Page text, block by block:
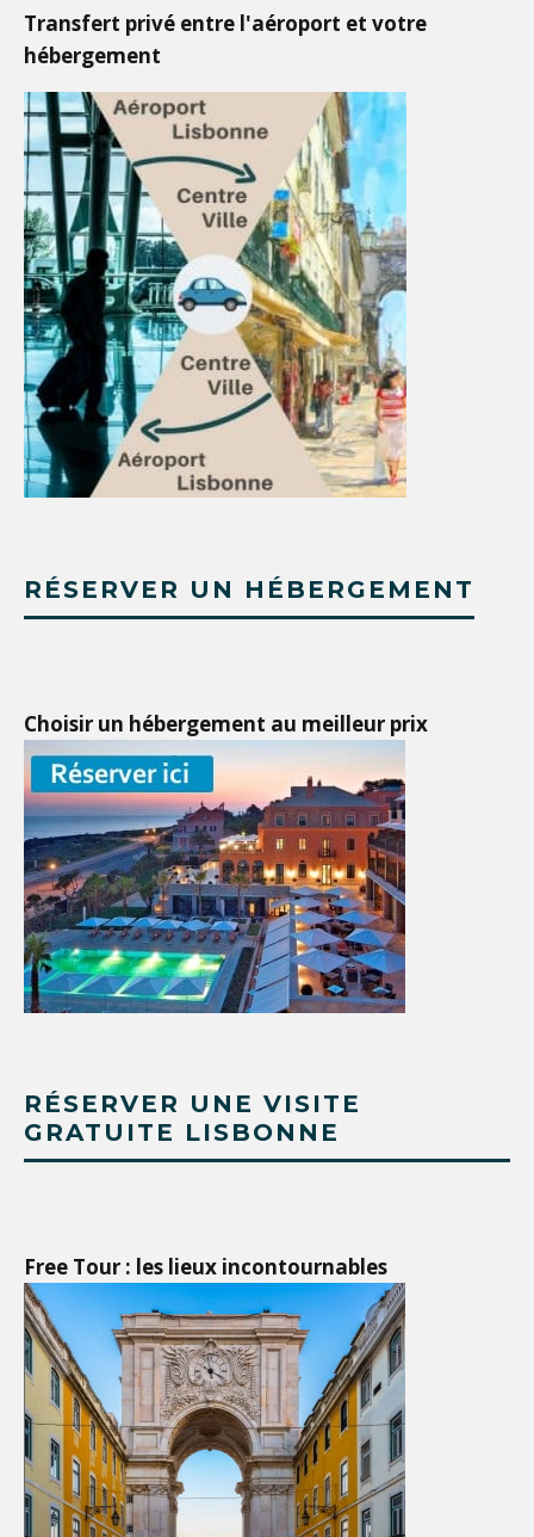
Transfert privé entre l'aéroport et votre
hébergement
RÉSERVER UN HÉBERGEMENT
Choisir un hébergement au meilleur prix
RÉSERVER UNE VISITE
GRATUITE LISBONNE
Free Tour : les lieux incontournables